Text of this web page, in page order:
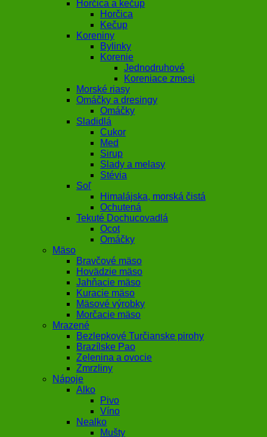
Horčica a kečup
Horčica
Kečup
Koreniny
Bylinky
Korenie
Jednodruhové
Koreniace zmesi
Morské riasy
Omáčky a dresingy
Omáčky
Sladidlá
Cukor
Med
Sirup
Slady a melasy
Stévia
Soľ
Himalájska, morská čistá
Ochutená
Tekuté Dochucovadlá
Ocot
Omáčky
Mäso
Bravčové mäso
Hovädzie mäso
Jahňacie mäso
Kuracie mäso
Mäsové výrobky
Morčacie mäso
Mrazené
Bezlepkové Turčianske pirohy
Brazílske Pao
Zelenina a ovocie
Zmrzliny
Nápoje
Alko
Pivo
Víno
Nealko
Mušty